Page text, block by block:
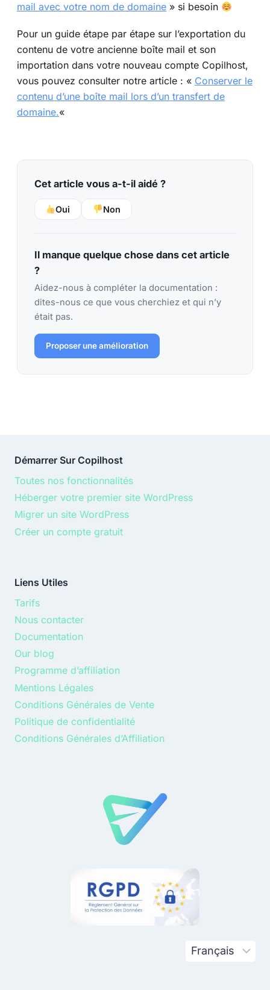
mail avec votre nom de domaine » si besoin
Pour un guide étape par étape sur l’exportation du
contenu de votre ancienne boîte mail et son
importation dans votre nouveau compte Copilhost,
vous pouvez consulter notre article : « Conserver le
contenu d’une boîte mail lors d’un transfert de
domaine.«
Cet article vous a-t-il aidé ?
Oui Non
Il manque quelque chose dans cet article
?
Aidez-nous à compléter la documentation :
dites-nous ce que vous cherchiez et qui n’y
était pas.
Proposer une amélioration
Démarrer Sur Copilhost
Toutes nos fonctionnalités
Héberger votre premier site WordPress
Migrer un site WordPress
Créer un compte gratuit
Liens Utiles
Tarifs
Nous contacter
Documentation
Our blog
Programme d’affiliation
Mentions Légales
Conditions Générales de Vente
Politique de confidentialité
Conditions Générales d’Affiliation
Choisir